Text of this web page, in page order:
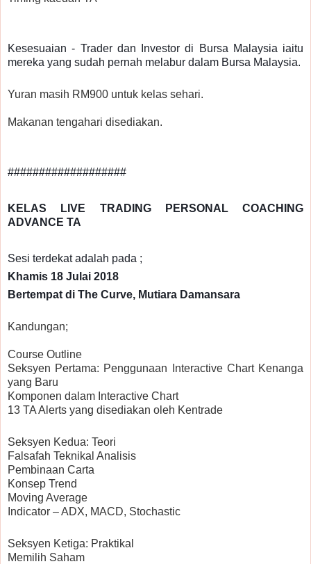
Kesesuaian - Trader dan Investor di Bursa Malaysia iaitu
mereka yang sudah pernah melabur dalam Bursa Malaysia.
Yuran masih RM900 untuk kelas sehari.
Makanan tengahari disediakan.
###################
KELAS LIVE TRADING PERSONAL COACHING
ADVANCE TA
Sesi terdekat adalah pada ;
Khamis 18 Julai 2018
Bertempat di The Curve, Mutiara Damansara
Kandungan;
Course Outline
Seksyen Pertama: Penggunaan Interactive Chart Kenanga
yang Baru
Komponen dalam Interactive Chart
13 TA Alerts yang disediakan oleh Kentrade
Seksyen Kedua: Teori
Falsafah Teknikal Analisis
Pembinaan Carta
Konsep Trend
Moving Average
Indicator – ADX, MACD, Stochastic
Seksyen Ketiga: Praktikal
Memilih Saham